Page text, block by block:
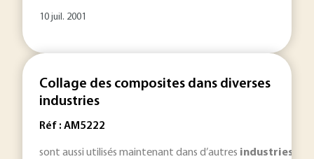
10 juil. 2001
Collage des composites dans diverses
industries
Réf : AM5222
sont aussi utilisés maintenant dans d’autres industries